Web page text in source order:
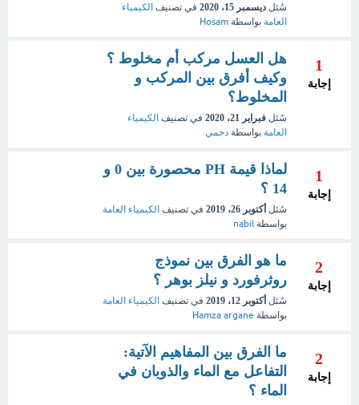
سُئل ديسمبر 15، 2020 في تصنيف الكيمياء
العامة بواسطة Hosam
1
إجابة
هل العسل مركب أم مخلوط ؟
وكيف أفرق بين المركب و
المخلوط؟
سُئل فبراير 21، 2020 في تصنيف الكيمياء
العامة بواسطة دحمي
1
إجابة
لماذا قيمة PH محصورة بين 0 و
14 ؟
سُئل أكتوبر 26، 2019 في تصنيف الكيمياء العامة
بواسطة nabil
2
إجابة
ما هو الفرق بين نموذج
روثرفورد و نيلز بوهر ؟
سُئل أكتوبر 12، 2019 في تصنيف الكيمياء العامة
بواسطة Hamza argane
2
إجابة
ما الفرق بين المفاهيم الآتية:
التفاعل مع الماء والذوبان في
الماء ؟